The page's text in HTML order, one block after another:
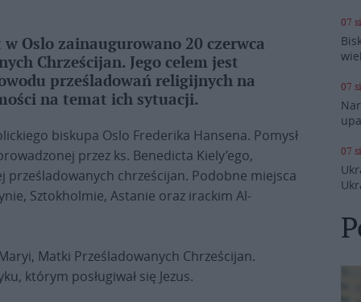
Oslo zainaugurowano 20 czerwca
Chrześcijan. Jego celem jest
prześladowań religijnych na
na temat ich sytuacji.
biskupa Oslo Frederika Hansena. Pomysł
przez ks. Benedicta Kiely’ego,
prześladowanych chrześcijan. Podobne miejsca
Sztokholmie, Astanie oraz irackim Al-
Matki Prześladowanych Chrześcijan.
którym posługiwał się Jezus.
07
07
07